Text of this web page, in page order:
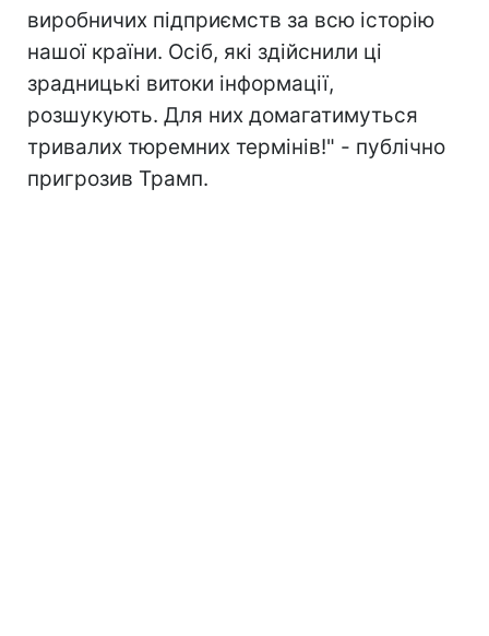
виробничих підприємств за всю історію
нашої країни. Осіб, які здійснили ці
зрадницькі витоки інформації,
розшукують. Для них домагатимуться
тривалих тюремних термінів!" - публічно
пригрозив Трамп.